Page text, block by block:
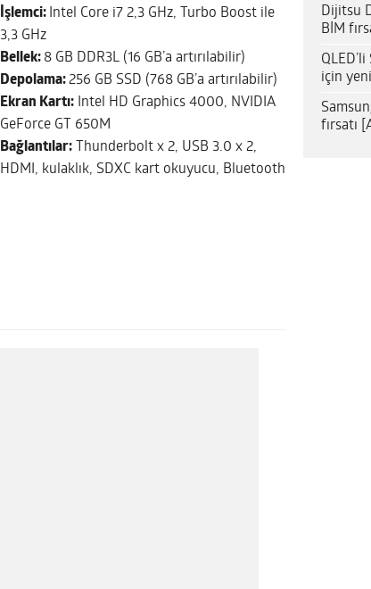
İşlemci: Intel Core i7 2,3 GHz, Turbo Boost ile
3,3 GHz
Bellek: 8 GB DDR3L (16 GB’a artırılabilir)
Depolama:256 GB SSD (768 GB’a artırılabilir)
Ekran Kartı: Intel HD Graphics 4000, NVIDIA
GeForce GT 650M
Bağlantılar: Thunderbolt x 2, USB 3.0 x 2,
HDMI, kulaklık, SDXC kart okuyucu, Bluetooth
Dijitsu
BİM
için
fırsatı